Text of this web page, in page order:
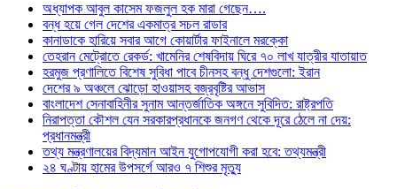
অধ্যাপক আবুল কাসেম ফজলুল হক মারা গেছেন….
বন্ধ হয়ে গেল দেশের একমাত্র সচল রাডার
কানাডাকে হারিয়ে সবার আগে কোয়ার্টার ফাইনালে মরক্কো
তেহরান মেট্রোতে রেকর্ড: খামেনির শেষবিদায় ঘিরে ৭০ লাখ যাত্রীর যাতায়াত
হরমুজ প্রণালিতে বিশেষ সুবিধা পাবে চীনসহ বন্ধু দেশগুলো: ইরান
দেশের ৯ অঞ্চলে ঝোড়ো হাওয়াসহ বজ্রবৃষ্টির আভাস
বাংলাদেশ সেনাবাহিনীর সুনাম আন্তর্জাতিক অঙ্গনে সুবিদিত: রাষ্ট্রপতি
নিরাপত্তা কৌশল যেন সরকারপ্রধানকে জনগণ থেকে দূরে ঠেলে না দেয়:
প্রধানমন্ত্রী
তথ্য মন্ত্রণালয়ের বিদ্যমান আইন যুগোপযোগী করা হবে: তথ্যমন্ত্রী
২৪ ঘণ্টায় হামের উপসর্গে আরও ৭ শিশুর মৃত্যু